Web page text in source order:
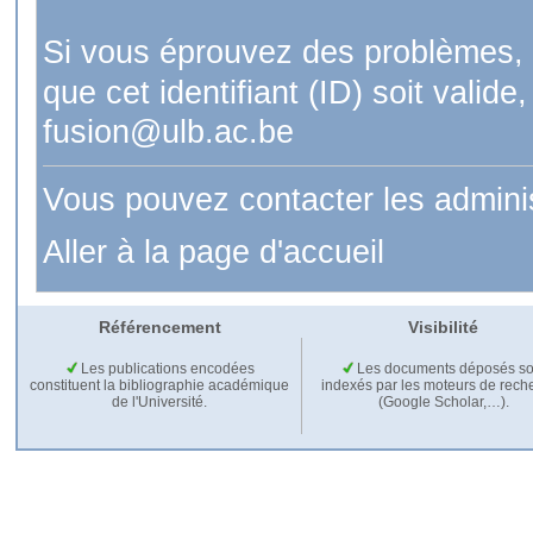
Si vous éprouvez des
que cet identifiant (ID) soit
fusion@ulb.ac.be
Vous pouvez contacter les
Aller à la page d'accueil
Référencement Visibilité
Les publications encodées
constituent la bibliographie académique
de l'Université.
Les documents déposés
indexés par les moteurs de
(Google Scholar,…).